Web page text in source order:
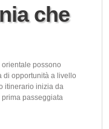
che
possono
di opportunità a livello
itinerario inizia da
prima passeggiata